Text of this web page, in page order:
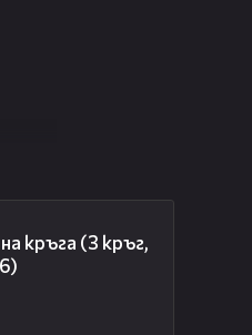
кръга (3 кръг,